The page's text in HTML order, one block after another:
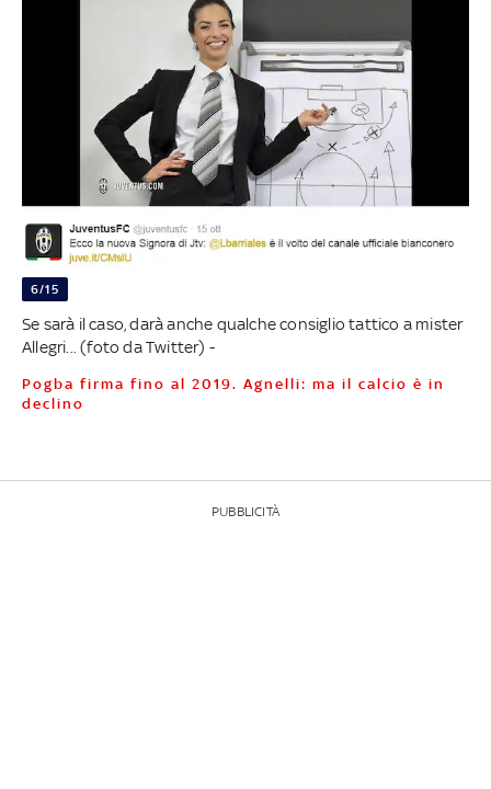
6/15
Se sarà il caso, darà anche qualche consiglio tattico a mister
Allegri... (foto da Twitter) -
Pogba firma fino al 2019. Agnelli: ma il calcio è in
declino
PUBBLICITÀ